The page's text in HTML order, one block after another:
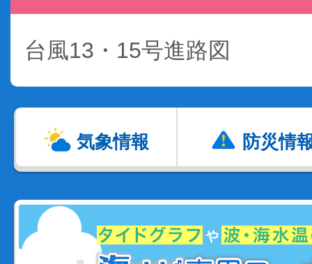
台風13・15号進路図
気象情報 防災情